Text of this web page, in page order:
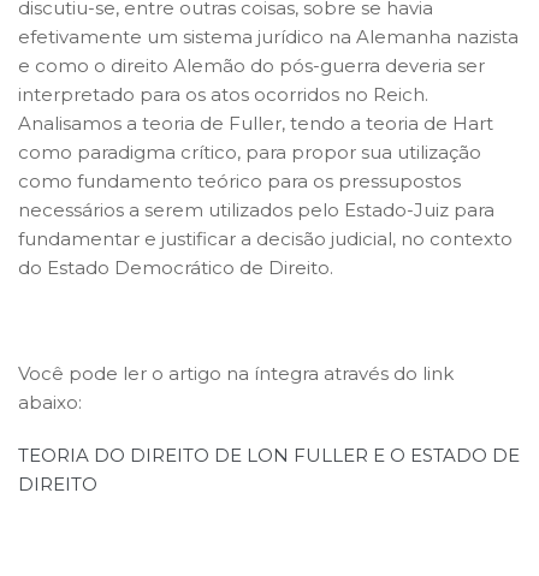
discutiu-se, entre outras coisas, sobre se havia
efetivamente um sistema jurídico na Alemanha nazista
e como o direito Alemão do pós-guerra deveria ser
interpretado para os atos ocorridos no Reich.
Analisamos a teoria de Fuller, tendo a teoria de Hart
como paradigma crítico, para propor sua utilização
como fundamento teórico para os pressupostos
necessários a serem utilizados pelo Estado-Juiz para
fundamentar e justificar a decisão judicial, no contexto
do Estado Democrático de Direito.
Você pode ler o artigo na íntegra através do link
abaixo:
TEORIA DO DIREITO DE LON FULLER E O ESTADO DE
DIREITO